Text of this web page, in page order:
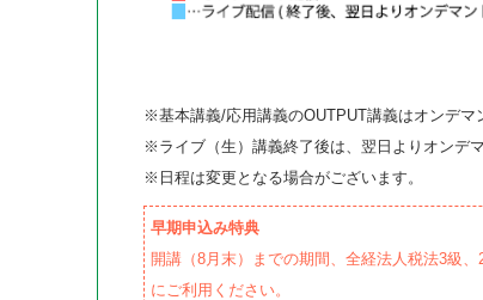
※基本講義/応用講義のOUTPUT講義はオンデマ
※ライブ（生）講義終了後は、翌日よりオンデ
※日程は変更となる場合がございます。
早期申込み特典
開講（8月末）までの期間、全経法人税法3級
にご利用ください。